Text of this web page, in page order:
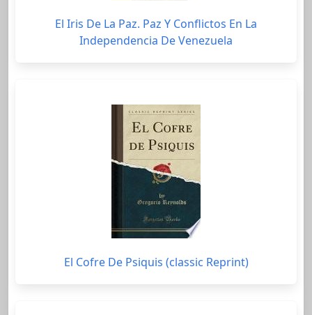
El Iris De La Paz. Paz Y Conflictos En La
Independencia De Venezuela
El Cofre De Psiquis (classic Reprint)